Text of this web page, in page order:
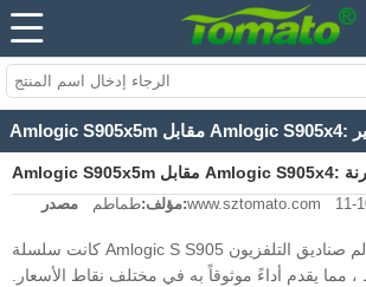
Amlogic S905x5m مقابل Amlogic S905x4: ميزات محدثة ومقارنة
معايير
مؤلف:طماطم مصدر:www.sztomato.com
كانت سلسلة Amlogic S S905 عنصرًا أساسيًا في عالم صناديق التلفزيون
مما يقدم أداءً موثوقاً به في مختلف نقاط الأسعار.